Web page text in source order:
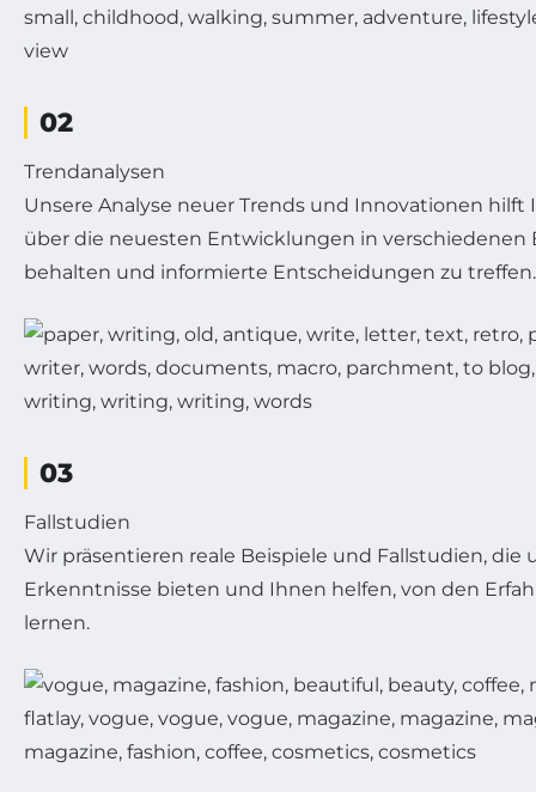
02
Trendanalysen
Unsere Analyse neuer Trends und Innovationen hilft
über die neuesten Entwicklungen in verschiedenen
behalten und informierte Entscheidungen zu treffen.
03
Fallstudien
Wir präsentieren reale Beispiele und Fallstudien, die
Erkenntnisse bieten und Ihnen helfen, von den
lernen.